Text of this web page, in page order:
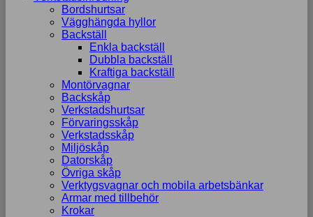
Bordshurtsar
Vägghängda hyllor
Backställ
Enkla backställ
Dubbla backställ
Kraftiga backställ
Montörvagnar
Backskåp
Verkstadshurtsar
Förvaringsskåp
Verkstadsskåp
Miljöskåp
Datorskåp
Övriga skåp
Verktygsvagnar och mobila arbetsbänkar
Armar med tillbehör
Krokar